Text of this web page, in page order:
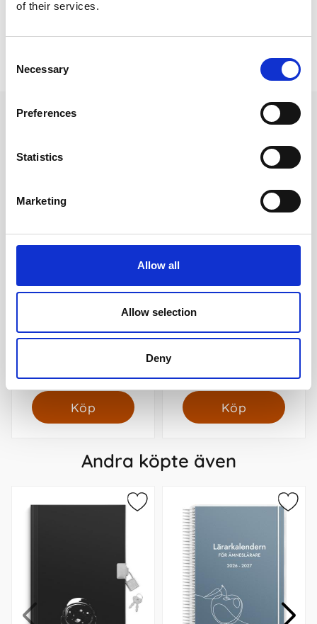
of their services.
Selection
Necessary
Preferences
Statistics
Marketing
Allow all
Allow selection
Deny
Lägsta pris senaste 30 dagarna är 269 kr (2026-08-06)
Andra tittade även på
Moleskine Akvarellpennor
12st
Köp
Kulpenna Mini med
touchfunktion metallic
Köp
Andra köpte även